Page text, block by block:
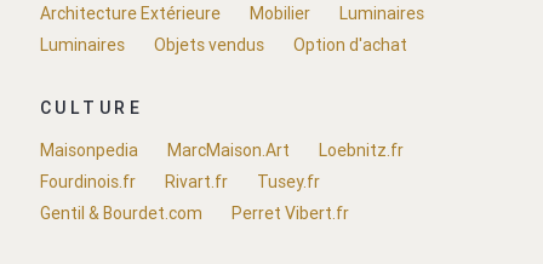
Architecture Extérieure
Mobilier
Luminaires
Luminaires
Objets vendus Option d'achat
CULTURE
Maisonpedia
MarcMaison.Art
Loebnitz.fr
Fourdinois.fr
Rivart.fr
Tusey.fr
Gentil & Bourdet.com
Perret Vibert.fr